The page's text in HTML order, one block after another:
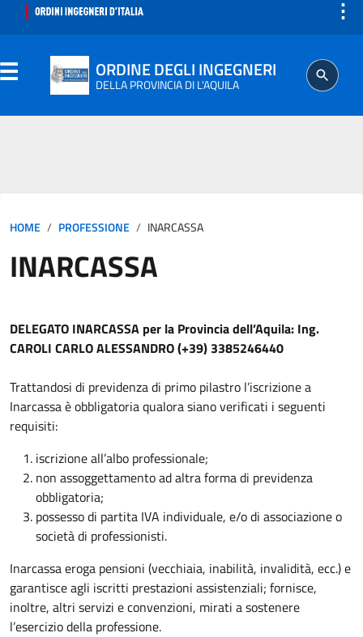
⋮
ORDINE DEGLI INGEGNERI
DELLA PROVINCIA DI L'AQUILA
ISCRITTO
PROFESSIONE
AGGIORNAMENTO PROFESSIONALE
HOME PROFESSIONE INARCASSA
INARCASSA
DELEGATO INARCASSA per la Provincia dell’Aquila: Ing.
CAROLI CARLO ALESSANDRO (+39) 3385246440
Trattandosi di previdenza di primo pilastro l’iscrizione a
Inarcassa è obbligatoria qualora siano verificati i seguenti
requisiti:
iscrizione all’albo professionale;
non assoggettamento ad altra forma di previdenza
obbligatoria;
possesso di partita IVA individuale, e/o di associazione o
società di professionisti.
Inarcassa eroga pensioni (vecchiaia, inabilità, invalidità, ecc.) e
garantisce agli iscritti prestazioni assistenziali; fornisce,
inoltre, altri servizi e convenzioni, mirati a sostenere
l’esercizio della professione.